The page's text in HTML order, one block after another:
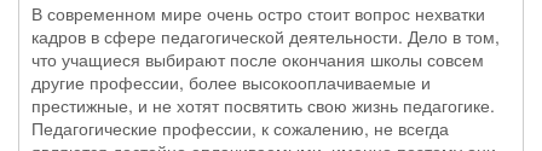
В современном мире очень остро стоит вопрос нехватки
кадров в сфере педагогической деятельности. Дело в том,
что учащиеся выбирают после окончания школы совсем
другие профессии, более высокооплачиваемые и
престижные, и не хотят посвятить свою жизнь педагогике.
Педагогические профессии, к сожалению, не всегда